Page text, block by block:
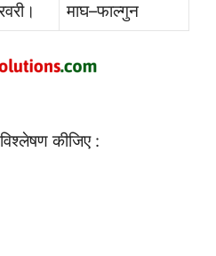
माघ–फाल्गुन
कीजिए :